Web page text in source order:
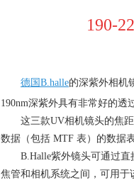
190-
德国B.halle的深紫外相机
190nm深紫外具有非常好的透
这三款UV相机镜头的焦距
数据（包括 MTF 表）的数据表
B.Halle紫外镜头可通过
焦管和相机系统之间，可用于